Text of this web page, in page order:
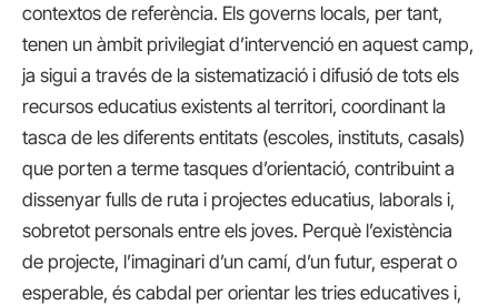
contextos de referència. Els governs locals, per tant,
tenen un àmbit privilegiat d’intervenció en aquest camp,
ja sigui a través de la sistematizació i difusió de tots els
recursos educatius existents al territori, coordinant la
tasca de les diferents entitats (escoles, instituts, casals)
que porten a terme tasques d’orientació, contribuint a
dissenyar fulls de ruta i projectes educatius, laborals i,
sobretot personals entre els joves. Perquè l’existència
de projecte, l’imaginari d’un camí, d’un futur, esperat o
esperable, és cabdal per orientar les tries educatives i,